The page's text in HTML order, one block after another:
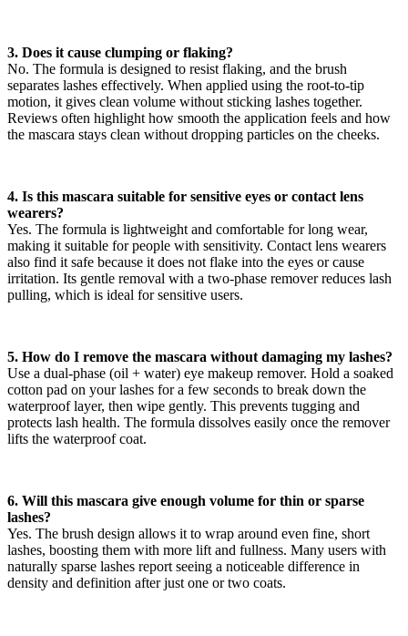
3. Does it cause clumping or flaking?
No. The formula is designed to resist flaking, and the brush
separates lashes effectively. When applied using the root-to-tip
motion, it gives clean volume without sticking lashes together.
Reviews often highlight how smooth the application feels and how
the mascara stays clean without dropping particles on the cheeks.
4. Is this mascara suitable for sensitive eyes or contact lens
wearers?
Yes. The formula is lightweight and comfortable for long wear,
making it suitable for people with sensitivity. Contact lens wearers
also find it safe because it does not flake into the eyes or cause
irritation. Its gentle removal with a two-phase remover reduces lash
pulling, which is ideal for sensitive users.
5. How do I remove the mascara without damaging my lashes?
Use a dual-phase (oil + water) eye makeup remover. Hold a soaked
cotton pad on your lashes for a few seconds to break down the
waterproof layer, then wipe gently. This prevents tugging and
protects lash health. The formula dissolves easily once the remover
lifts the waterproof coat.
6. Will this mascara give enough volume for thin or sparse
lashes?
Yes. The brush design allows it to wrap around even fine, short
lashes, boosting them with more lift and fullness. Many users with
naturally sparse lashes report seeing a noticeable difference in
density and definition after just one or two coats.